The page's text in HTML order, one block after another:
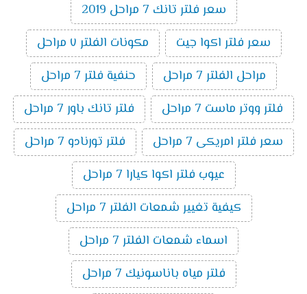
سعر فلتر تانك 7 مراحل 2019
سعر فلتر اكوا جيت
مكونات الفلتر ٧ مراحل
مراحل الفلتر 7 مراحل
حنفية فلتر 7 مراحل
فلتر ووتر ماست 7 مراحل
فلتر تانك باور 7 مراحل
سعر فلتر امريكى 7 مراحل
فلتر تورنادو 7 مراحل
عيوب فلتر اكوا كيارا 7 مراحل
كيفية تغيير شمعات الفلتر 7 مراحل
اسماء شمعات الفلتر 7 مراحل
فلتر مياه باناسونيك 7 مراحل